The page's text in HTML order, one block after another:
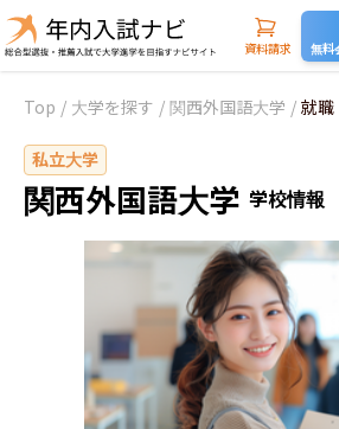
資料請求 無料
Top / 大学を探す / 関西外国語大学 / 就職
私立大学
関西外国語大学 学校情報